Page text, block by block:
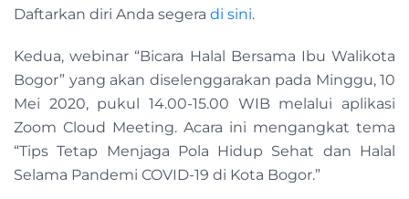
Daftarkan diri Anda segera di sini.
Kedua, webinar “Bicara Halal Bersama Ibu Walikota
Bogor” yang akan diselenggarakan pada Minggu, 10
Mei 2020, pukul 14.00-15.00 WIB melalui aplikasi
Zoom Cloud Meeting. Acara ini mengangkat tema
“Tips Tetap Menjaga Pola Hidup Sehat dan Halal
Selama Pandemi COVID-19 di Kota Bogor.”